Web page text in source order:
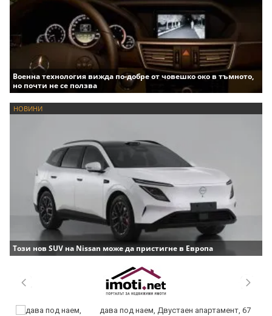
Военна технология вижда по-добре от човешко око в тъмното,
но почти не се ползва
НОВИНИ
Този нов SUV на Nissan може да пристигне в Европа
дава под наем, Двустаен апартамент, 67